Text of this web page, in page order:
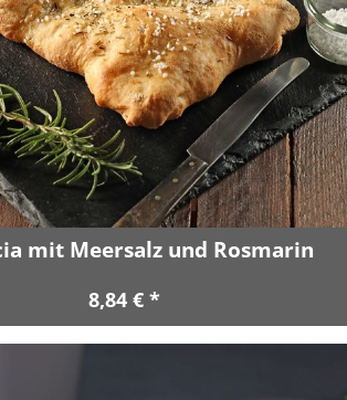
mit Meersalz und Rosmarin
8,84 € *